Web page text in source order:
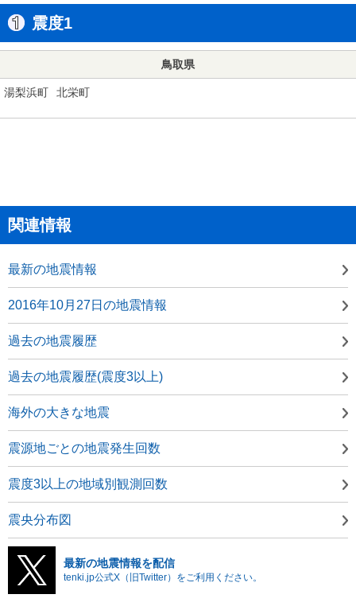
震度1
鳥取県
湯梨浜町 北栄町
関連情報
最新の地震情報
2016年10月27日の地震情報
過去の地震履歴
過去の地震履歴(震度3以上)
海外の大きな地震
震源地ごとの地震発生回数
震度3以上の地域別観測回数
震央分布図
最新の地震情報を配信
tenki.jp公式X（旧Twitter）をご利用ください。